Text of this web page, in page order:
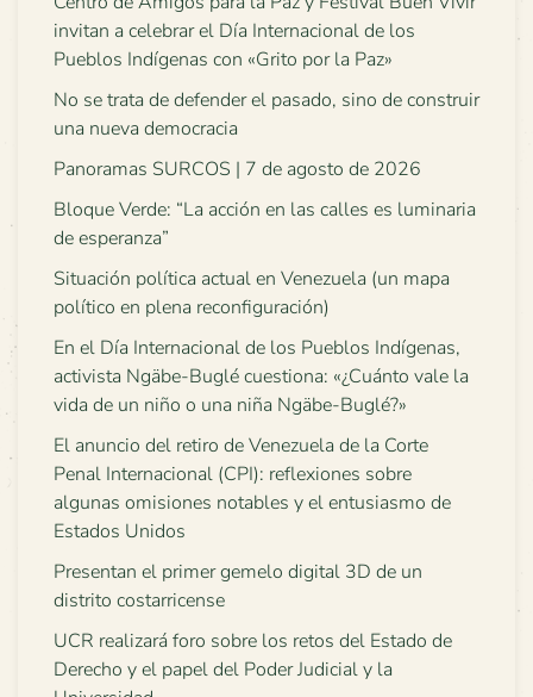
invitan a celebrar el Día Internacional de los
Pueblos Indígenas con «Grito por la Paz»
No se trata de defender el pasado, sino de construir
una nueva democracia
Panoramas SURCOS | 7 de agosto de 2026
Bloque Verde: “La acción en las calles es luminaria
de esperanza”
Situación política actual en Venezuela (un mapa
político en plena reconfiguración)
En el Día Internacional de los Pueblos Indígenas,
activista Ngäbe-Buglé cuestiona: «¿Cuánto vale la
vida de un niño o una niña Ngäbe-Buglé?»
El anuncio del retiro de Venezuela de la Corte
Penal Internacional (CPI): reflexiones sobre
algunas omisiones notables y el entusiasmo de
Estados Unidos
Presentan el primer gemelo digital 3D de un
distrito costarricense
UCR realizará foro sobre los retos del Estado de
Derecho y el papel del Poder Judicial y la